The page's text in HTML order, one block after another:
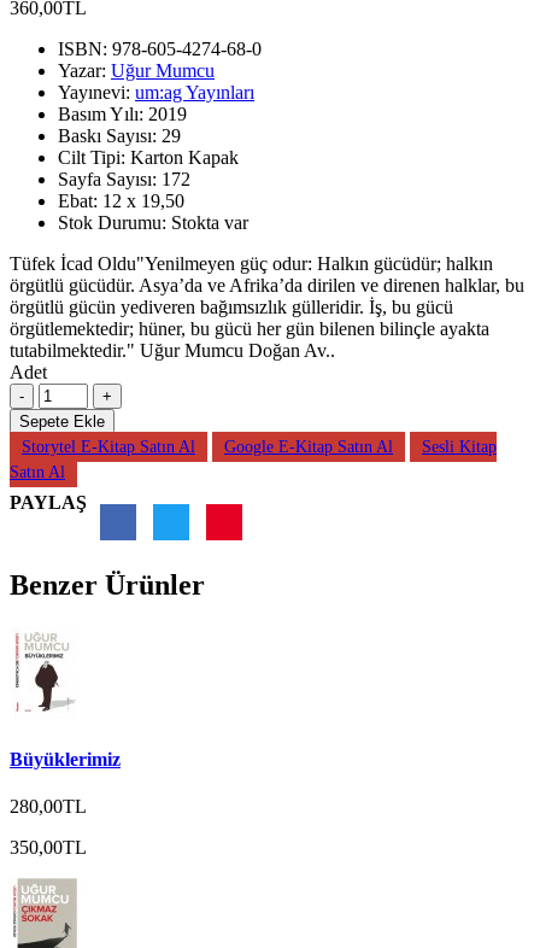
360,00TL
ISBN: 978-605-4274-68-0
Yazar: Uğur Mumcu
Yayınevi: um:ag Yayınları
Basım Yılı: 2019
Baskı Sayısı: 29
Cilt Tipi: Karton Kapak
Sayfa Sayısı: 172
Ebat: 12 x 19,50
Stok Durumu: Stokta var
Tüfek İcad Oldu"Yenilmeyen güç odur: Halkın gücüdür; halkın
örgütlü gücüdür. Asya’da ve Afrika’da dirilen ve direnen halklar, bu
örgütlü gücün yediveren bağımsızlık gülleridir. İş, bu gücü
örgütlemektedir; hüner, bu gücü her gün bilenen bilinçle ayakta
tutabilmektedir." Uğur Mumcu Doğan Av..
Adet
Sepete Ekle
Storytel E-Kitap Satın Al
Google E-Kitap Satın Al
Sesli Kitap
Satın Al
PAYLAŞ
Benzer Ürünler
Büyüklerimiz
280,00TL
350,00TL